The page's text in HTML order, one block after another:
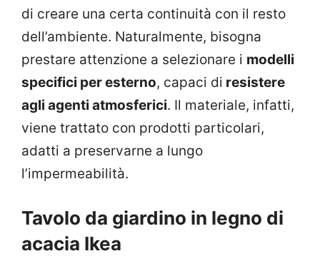
di creare una certa continuità con il resto
dell’ambiente. Naturalmente, bisogna
prestare attenzione a selezionare i modelli
specifici per esterno, capaci di resistere
agli agenti atmosferici. Il materiale, infatti,
viene trattato con prodotti particolari,
adatti a preservarne a lungo
l’impermeabilità.
Tavolo da giardino in legno di
acacia Ikea